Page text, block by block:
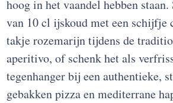
hoog in het vaandel hebben
van 10 cl ijskoud met een schijfje
takje rozemarijn tijdens de
aperitivo, of schenk het als
tegenhanger bij een authentieke,
gebakken pizza en mediterrane